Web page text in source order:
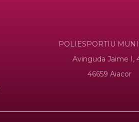
POLIESPORTIU
Avinguda Jaime I,
46659 Aiacor